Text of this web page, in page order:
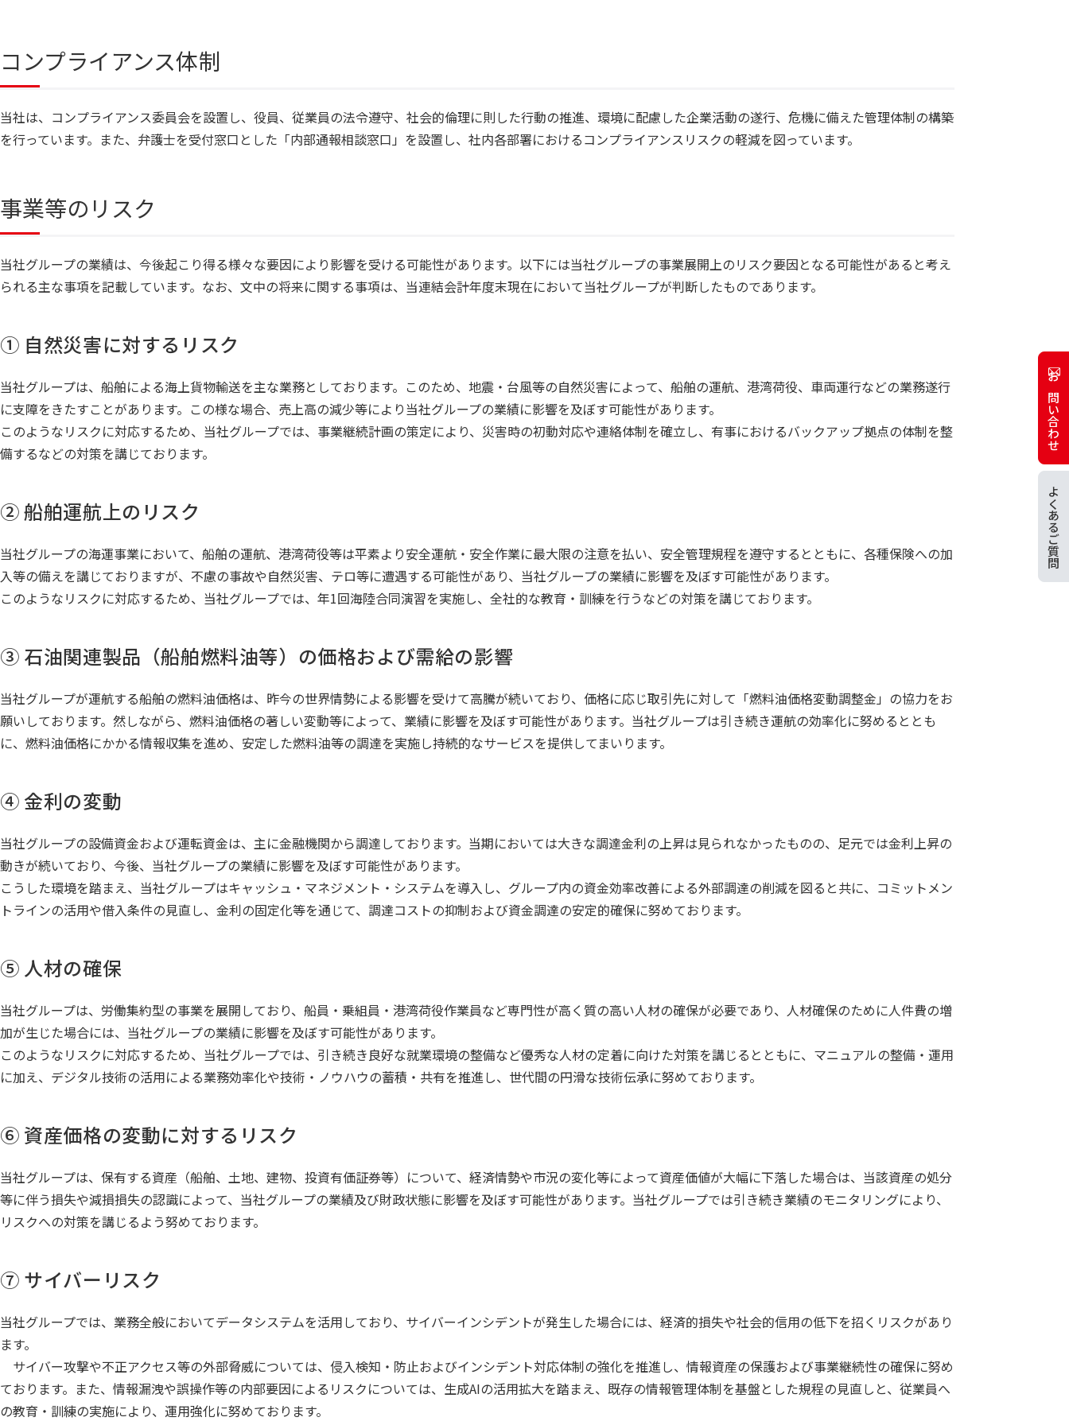
コンプライアンス体制
当社は、コンプライアンス委員会を設置し、役員、従業員の法令遵守、社会的倫理に則した行動の推進、環境に配慮した企業活動の遂行、危機に備えた管理体制の構築
を行っています。また、弁護士を受付窓口とした「内部通報相談窓口」を設置し、社内各部署におけるコンプライアンスリスクの軽減を図っています。
事業等のリスク
当社グループの業績は、今後起こり得る様々な要因により影響を受ける可能性があります。以下には当社グループの事業展開上のリスク要因となる可能性があると考え
られる主な事項を記載しています。なお、文中の将来に関する事項は、当連結会計年度末現在において当社グループが判断したものであります。
① 自然災害に対するリスク
当社グループは、船舶による海上貨物輸送を主な業務としております。このため、地震・台風等の自然災害によって、船舶の運航、港湾荷役、車両運行などの業務遂行
に支障をきたすことがあります。この様な場合、売上高の減少等により当社グループの業績に影響を及ぼす可能性があります。
このようなリスクに対応するため、当社グループでは、事業継続計画の策定により、災害時の初動対応や連絡体制を確立し、有事におけるバックアップ拠点の体制を整
備するなどの対策を講じております。
② 船舶運航上のリスク
当社グループの海運事業において、船舶の運航、港湾荷役等は平素より安全運航・安全作業に最大限の注意を払い、安全管理規程を遵守するとともに、各種保険への加
入等の備えを講じておりますが、不慮の事故や自然災害、テロ等に遭遇する可能性があり、当社グループの業績に影響を及ぼす可能性があります。
このようなリスクに対応するため、当社グループでは、年1回海陸合同演習を実施し、全社的な教育・訓練を行うなどの対策を講じております。
③ 石油関連製品（船舶燃料油等）の価格および需給の影響
当社グループが運航する船舶の燃料油価格は、昨今の世界情勢による影響を受けて高騰が続いており、価格に応じ取引先に対して「燃料油価格変動調整金」の協力をお
願いしております。然しながら、燃料油価格の著しい変動等によって、業績に影響を及ぼす可能性があります。当社グループは引き続き運航の効率化に努めるととも
に、燃料油価格にかかる情報収集を進め、安定した燃料油等の調達を実施し持続的なサービスを提供してまいります。
④ 金利の変動
当社グループの設備資金および運転資金は、主に金融機関から調達しております。当期においては大きな調達金利の上昇は見られなかったものの、足元では金利上昇の
動きが続いており、今後、当社グループの業績に影響を及ぼす可能性があります。
こうした環境を踏まえ、当社グループはキャッシュ・マネジメント・システムを導入し、グループ内の資金効率改善による外部調達の削減を図ると共に、コミットメン
トラインの活用や借入条件の見直し、金利の固定化等を通じて、調達コストの抑制および資金調達の安定的確保に努めております。
⑤ 人材の確保
当社グループは、労働集約型の事業を展開しており、船員・乗組員・港湾荷役作業員など専門性が高く質の高い人材の確保が必要であり、人材確保のために人件費の増
加が生じた場合には、当社グループの業績に影響を及ぼす可能性があります。
このようなリスクに対応するため、当社グループでは、引き続き良好な就業環境の整備など優秀な人材の定着に向けた対策を講じるとともに、マニュアルの整備・運用
に加え、デジタル技術の活用による業務効率化や技術・ノウハウの蓄積・共有を推進し、世代間の円滑な技術伝承に努めております。
⑥ 資産価格の変動に対するリスク
当社グループは、保有する資産（船舶、土地、建物、投資有価証券等）について、経済情勢や市況の変化等によって資産価値が大幅に下落した場合は、当該資産の処分
等に伴う損失や減損損失の認識によって、当社グループの業績及び財政状態に影響を及ぼす可能性があります。当社グループでは引き続き業績のモニタリングにより、
リスクへの対策を講じるよう努めております。
⑦ サイバーリスク
当社グループでは、業務全般においてデータシステムを活用しており、サイバーインシデントが発生した場合には、経済的損失や社会的信用の低下を招くリスクがあり
ます。
サイバー攻撃や不正アクセス等の外部脅威については、侵入検知・防止およびインシデント対応体制の強化を推進し、情報資産の保護および事業継続性の確保に努め
ております。また、情報漏洩や誤操作等の内部要因によるリスクについては、生成AIの活用拡大を踏まえ、既存の情報管理体制を基盤とした規程の見直しと、従業員へ
の教育・訓練の実施により、運用強化に努めております。
お問い合わせ
よくあるご質問